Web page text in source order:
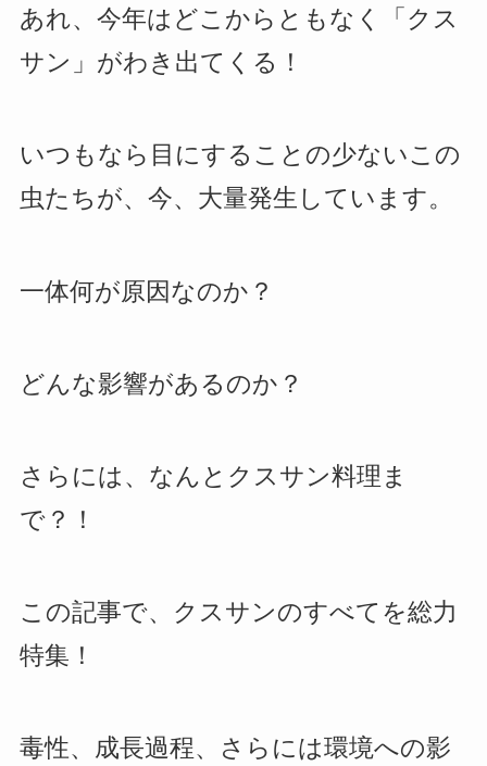
あれ、今年はどこからともなく「クス
サン」がわき出てくる！
いつもなら目にすることの少ないこの
虫たちが、今、大量発生しています。
一体何が原因なのか？
どんな影響があるのか？
さらには、なんとクスサン料理ま
で？！
この記事で、クスサンのすべてを総力
特集！
毒性、成長過程、さらには環境への影